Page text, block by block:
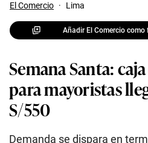
El Comercio · Lima
Añadir El Comercio como
Semana Santa:
para mayoristas
S/550
Demanda se dispara en